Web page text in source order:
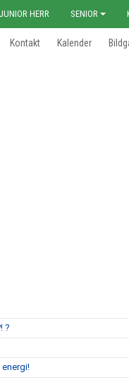
JUNIOR HERR SENIOR
Kontakt Kalender
?